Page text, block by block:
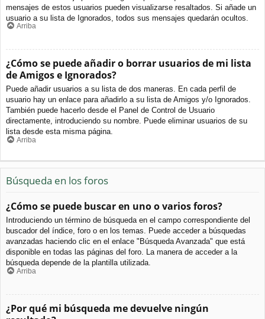
mensajes de estos usuarios pueden visualizarse resaltados. Si añade un
usuario a su lista de Ignorados, todos sus mensajes quedarán ocultos.
Arriba
¿Cómo se puede añadir o borrar usuarios de mi lista
de Amigos e Ignorados?
Puede añadir usuarios a su lista de dos maneras. En cada perfil de
usuario hay un enlace para añadirlo a su lista de Amigos y/o Ignorados.
También puede hacerlo desde el Panel de Control de Usuario
directamente, introduciendo su nombre. Puede eliminar usuarios de su
lista desde esta misma página.
Arriba
Búsqueda en los foros
¿Cómo se puede buscar en uno o varios foros?
Introduciendo un término de búsqueda en el campo correspondiente del
buscador del índice, foro o en los temas. Puede acceder a búsquedas
avanzadas haciendo clic en el enlace "Búsqueda Avanzada" que está
disponible en todas las páginas del foro. La manera de acceder a la
búsqueda depende de la plantilla utilizada.
Arriba
¿Por qué mi búsqueda me devuelve ningún